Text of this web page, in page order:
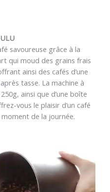
savoureuse grâce à la
qui moud des grains frais
ainsi des cafés d’une
tasse. La machine à
ainsi que d’une boîte
vous le plaisir d’un café
de la journée.